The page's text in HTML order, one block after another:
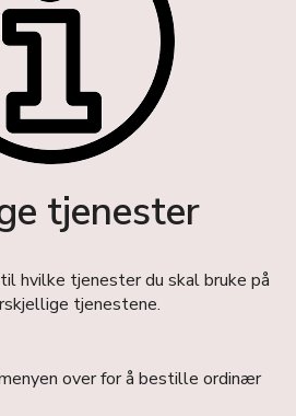
tjenester
hvilke tjenester du skal bruke på
tjenestene.
over for å bestille ordinær